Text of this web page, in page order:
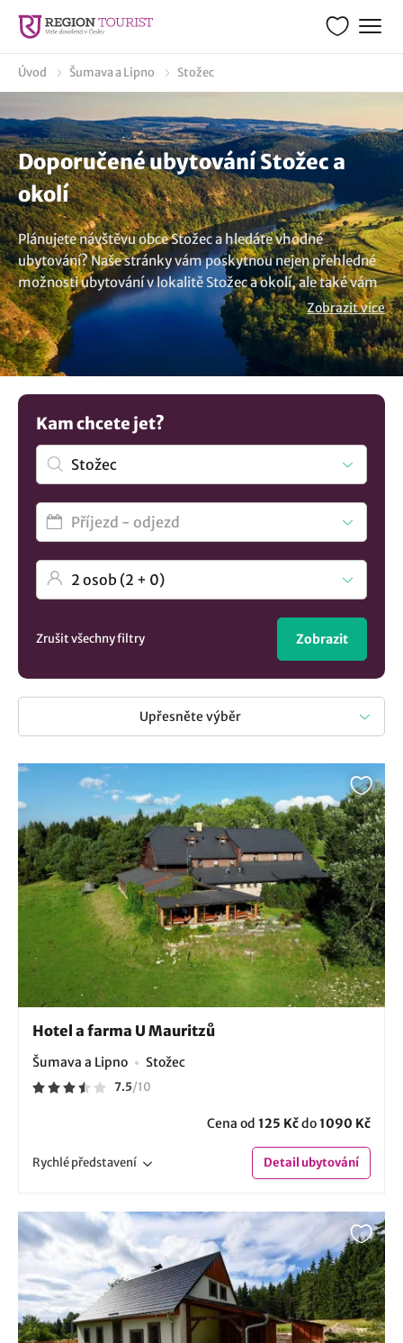
Úvod Šumava a Lipno Stožec
Doporučené ubytování Stožec a
okolí
Plánujete návštěvu obce Stožec a hledáte vhodné
ubytování? Naše stránky vám poskytnou nejen přehledné
možnosti ubytování v lokalitě Stožec a okolí, ale také vám
ukážeme co zde podniknout. Naše nabídka zahrnuje výběr
ubytování ideální pro rodinnou dovolenou i krátkodobé
pobyty. Najdete zde vše od roubených chalup, stylových
apartmánů až po penziony a luxusní hotely, připravené
vám poskytnout ten nejlepší odpočinek. U nás můžete
využít last minute nabídky se zajímavou slevou, ale také si
můžete zvolit stravování, zda hledáte pobyt se snídaní, s
polopenzí nebo bez stravy. Vyberte si ze seznamu
ubytování v obci Stožec a těšte se na příjemně strávené
chvíle v regionu Šumava a Lipno. A pokud stále nevíte,
podívejte se na naše tipy:Hotel a farma U Mauritzů
Zobrazit více
Kam chcete jet?
Zrušit všechny filtry Zobrazit
Upřesněte výběr
Hotel a farma U Mauritzů
Šumava a Lipno Stožec
7.5/10
Cena od 125 Kčdo1090 Kč
Rychlépředstavení Detailubytování